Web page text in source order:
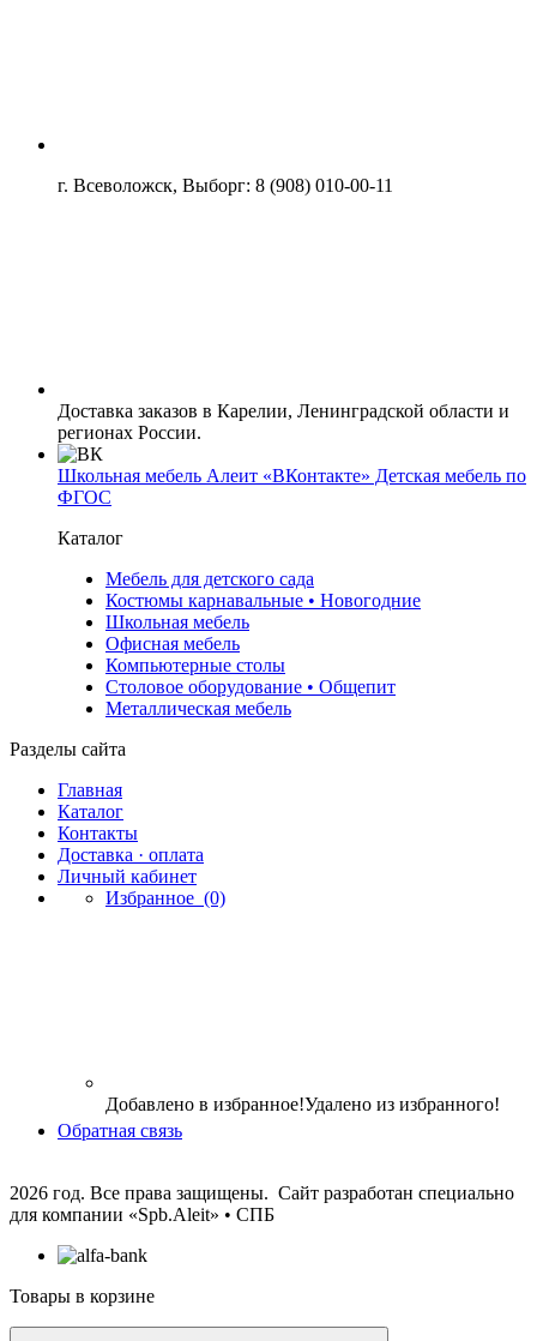
г. Всеволожск, Выборг: 8 (908) 010-00-11
Доставка заказов в Карелии, Ленинградской области и
регионах России.
Школьная мебель Алеит «ВКонтакте» Детская мебель по
ФГОС
Каталог
Мебель для детского сада
Костюмы карнавальные • Новогодние
Школьная мебель
Офисная мебель
Компьютерные столы
Столовое оборудование • Общепит
Металлическая мебель
Разделы сайта
Главная
Каталог
Контакты
Доставка · оплата
Личный кабинет
Избранное (0)
Добавлено в избранное!Удалено из избранного!
Обратная связь
2026 год. Все права защищены. Сайт разработан специально
для компании «Spb.Aleit» • СПБ
Товары в корзине